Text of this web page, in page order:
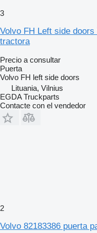
3
Volvo FH Left side
tractora
Precio a consultar
Puerta
Volvo FH left side doors
Lituania, Vilnius
EGDA Truckparts
Contacte con el vendedor
2
Volvo 82183386 puerta